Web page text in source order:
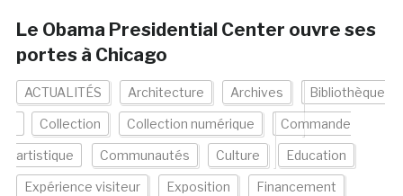
Le Obama Presidential Center ouvre ses
portes à Chicago
ACTUALITÉS Architecture Archives Bibliothèque
Collection Collection numérique Commande
artistique Communautés Culture Education
Expérience visiteur Exposition Financement